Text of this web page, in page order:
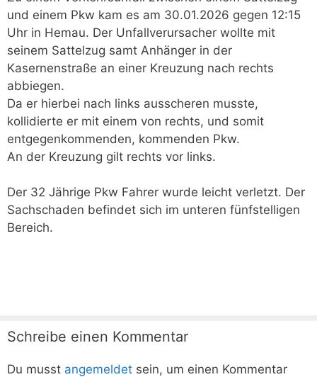
und einem Pkw kam es am 30.01.2026 gegen 12:15
Uhr in Hemau. Der Unfallverursacher wollte mit
seinem Sattelzug samt Anhänger in der
Kasernenstraße an einer Kreuzung nach rechts
abbiegen.
Da er hierbei nach links ausscheren musste,
kollidierte er mit einem von rechts, und somit
entgegenkommenden, kommenden Pkw.
An der Kreuzung gilt rechts vor links.
Der 32 Jährige Pkw Fahrer wurde leicht verletzt. Der
Sachschaden befindet sich im unteren fünfstelligen
Bereich.
Schreibe einen Kommentar
Du musst angemeldet sein, um einen Kommentar